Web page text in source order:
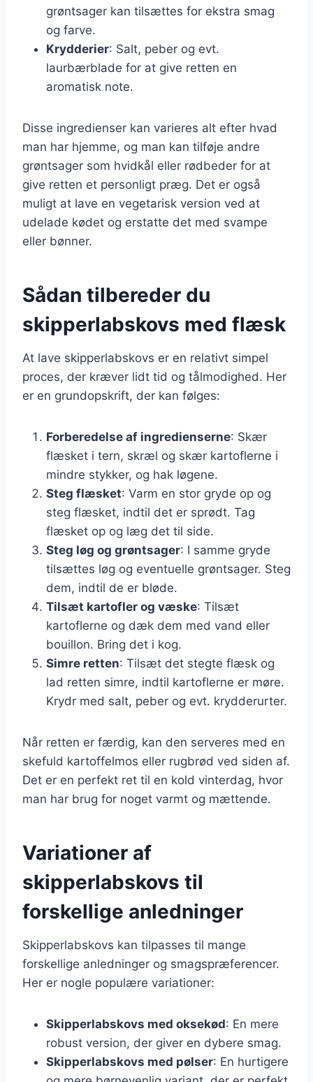
grøntsager kan tilsættes for ekstra smag
og farve.
Krydderier: Salt, peber og evt.
laurbærblade for at give retten en
aromatisk note.
Disse ingredienser kan varieres alt efter hvad
man har hjemme, og man kan tilføje andre
grøntsager som hvidkål eller rødbeder for at
give retten et personligt præg. Det er også
muligt at lave en vegetarisk version ved at
udelade kødet og erstatte det med svampe
eller bønner.
Sådan tilbereder du
skipperlabskovs med flæsk
At lave skipperlabskovs er en relativt simpel
proces, der kræver lidt tid og tålmodighed. Her
er en grundopskrift, der kan følges:
Forberedelse af ingredienserne: Skær
flæsket i tern, skræl og skær kartoflerne i
mindre stykker, og hak løgene.
Steg flæsket: Varm en stor gryde op og
steg flæsket, indtil det er sprødt. Tag
flæsket op og læg det til side.
Steg løg og grøntsager: I samme gryde
tilsættes løg og eventuelle grøntsager. Steg
dem, indtil de er bløde.
Tilsæt kartofler og væske: Tilsæt
kartoflerne og dæk dem med vand eller
bouillon. Bring det i kog.
Simre retten: Tilsæt det stegte flæsk og
lad retten simre, indtil kartoflerne er møre.
Krydr med salt, peber og evt. krydderurter.
Når retten er færdig, kan den serveres med en
skefuld kartoffelmos eller rugbrød ved siden af.
Det er en perfekt ret til en kold vinterdag, hvor
man har brug for noget varmt og mættende.
Variationer af
skipperlabskovs til
forskellige anledninger
Skipperlabskovs kan tilpasses til mange
forskellige anledninger og smagspræferencer.
Her er nogle populære variationer:
Skipperlabskovs med oksekød: En mere
robust version, der giver en dybere smag.
Skipperlabskovs med pølser: En hurtigere